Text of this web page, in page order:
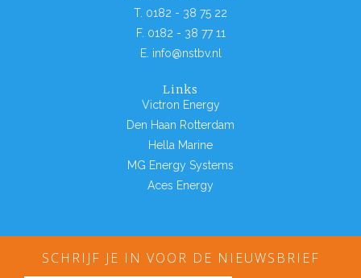
T. 0182 - 38 75 22
F. 0182 - 38 77 11
E. info@nstbv.nl
Links
Victron Energy
Den Haan Rotterdam
Hella Marine
MG Energy Systems
Aces Energy
SCHRIJF JE IN VOOR DE NIEUWSBRIEF